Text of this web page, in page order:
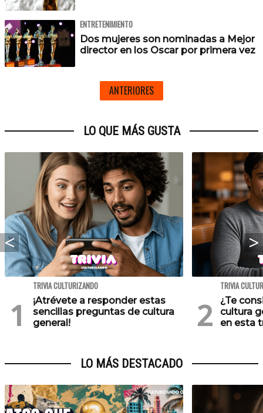
ENTRETENIMIENTO
Dos mujeres son nominadas a Mejor
director en los Oscar por primera vez
ANTERIORES
LO QUE MÁS GUSTA
TRIVIA CULTURIZANDO
¡Atrévete a responder estas
sencillas preguntas de cultura
general!
TRIVIA
¿Te
cultura
en esta
LO MÁS DESTACADO